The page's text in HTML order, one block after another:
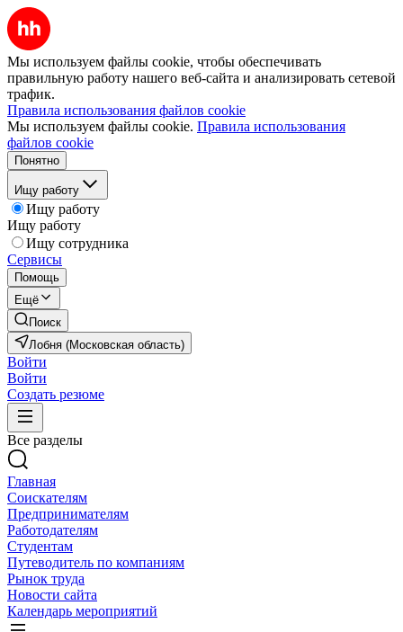
Мы используем файлы cookie, чтобы обеспечивать
правильную работу нашего веб-сайта и анализировать сетевой
трафик.
Правила использования файлов cookie
Мы используем файлы cookie. Правила использования
файлов cookie
Понятно
Ищу работу
Ищу работу
Ищу работу
Ищу сотрудника
Сервисы
Помощь
Ещё
Поиск
Лобня (Московская область)
Войти
Войти
Создать резюме
Все разделы
Главная
Соискателям
Предпринимателям
Работодателям
Студентам
Путеводитель по компаниям
Рынок труда
Новости сайта
Календарь мероприятий